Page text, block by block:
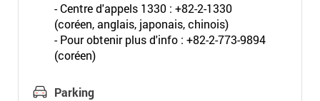
- Centre d'appels 1330 : +82-2-1330
(coréen, anglais, japonais, chinois)
- Pour obtenir plus d'info : +82-2-773-9894
(coréen)
Parking